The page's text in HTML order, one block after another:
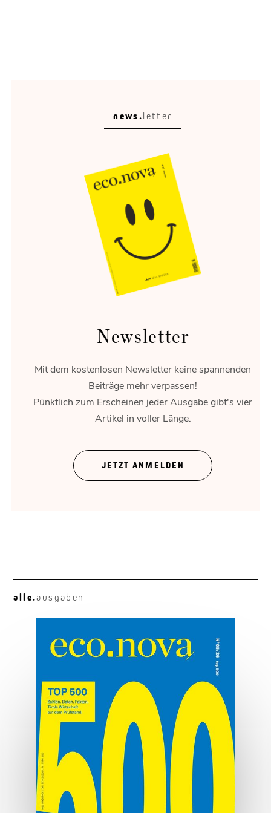
Energie-Wende
Flexibilität ist das Gold der Energiewende.
Unternehmen brauchen Raum.
Neugier vor Genialität
MEHR ERFAHREN
news.letter
Newsletter
Mit dem kostenlosen Newsletter keine spannenden
Beiträge mehr verpassen!
Pünktlich zum Erscheinen jeder Ausgabe gibt's vier
Artikel in voller Länge.
JETZT ANMELDEN
alle.ausgaben